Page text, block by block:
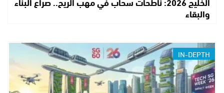
والبقاء
IN-DEPTH